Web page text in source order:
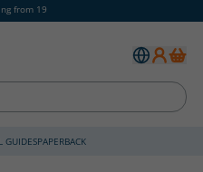
from 19
GUIDESPAPERBACK